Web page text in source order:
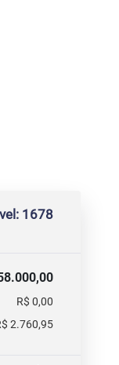
1678
R$ 0,00
2.760,95